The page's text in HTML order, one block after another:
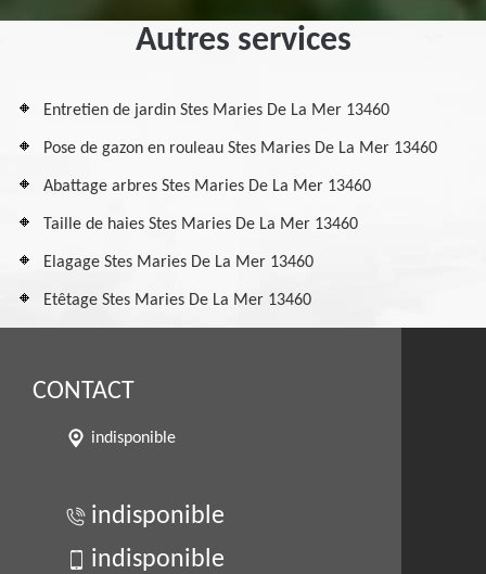
Autres services
Entretien de jardin Stes Maries De La Mer 13460
Pose de gazon en rouleau Stes Maries De La Mer 13460
Abattage arbres Stes Maries De La Mer 13460
Taille de haies Stes Maries De La Mer 13460
Elagage Stes Maries De La Mer 13460
Etêtage Stes Maries De La Mer 13460
CONTACT
indisponible
indisponible
indisponible